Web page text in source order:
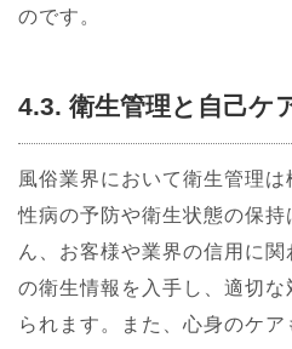
のです。
4.3. 衛生管理と自己ケ
風俗業界において衛生管理は
性病の予防や衛生状態の保持
ん、お客様や業界の信用に
の衛生情報を入手し、適切
られます。また、心身のケ